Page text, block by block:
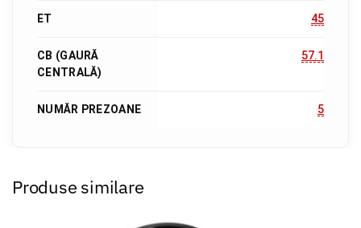
ET 45
CB (GAURĂ
CENTRALĂ)
57.1
NUMĂR PREZOANE 5
Produse similare